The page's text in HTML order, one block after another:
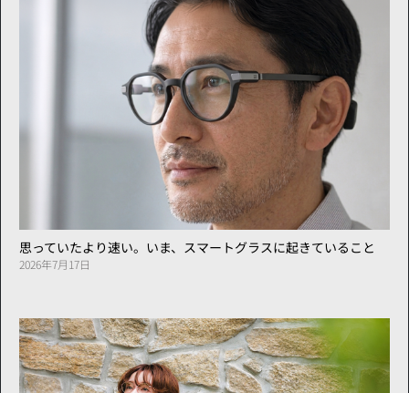
思っていたより速い。いま、スマートグラスに起きていること
2026年7月17日